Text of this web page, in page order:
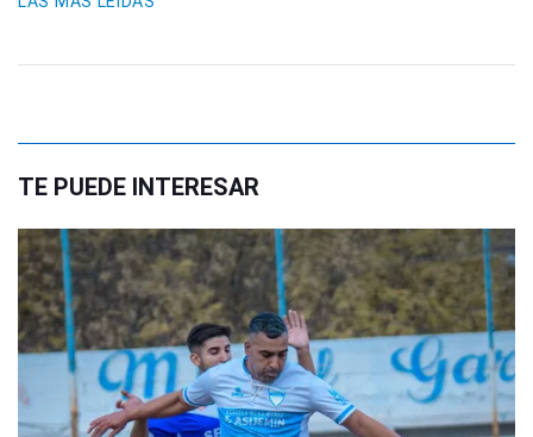
TE PUEDE INTERESAR